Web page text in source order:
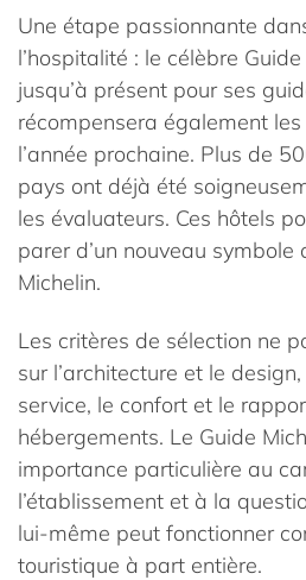
Une étape passionnante
l’hospitalité : le célèbre
jusqu’à présent pour ses
récompensera également
l’année prochaine. Plus de
pays ont déjà été
les évaluateurs. Ces hôtels
parer d’un nouveau symbole
Michelin.
Les critères de sélection ne
sur l’architecture et le
service, le confort et le
hébergements. Le Guide
importance particulière au
l’établissement et à la
lui-même peut fonctionner
touristique à part entière.